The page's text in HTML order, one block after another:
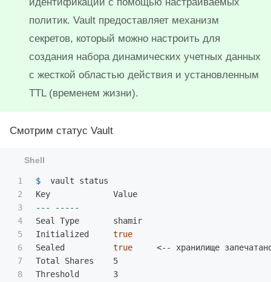
политик. Vault предоставляет механизм
секретов, который можно настроить для
создания набора динамических учетных данных
с жесткой областью действия и установленным
TTL (временем жизни).
Смотрим статус Vault
1
2
3
4
5
6
7
8
$
vault status
---
-----
Seal Type       shamir
Initialized
Sealed true
     <
--
хранилище
Total Shares    5
Threshold       3